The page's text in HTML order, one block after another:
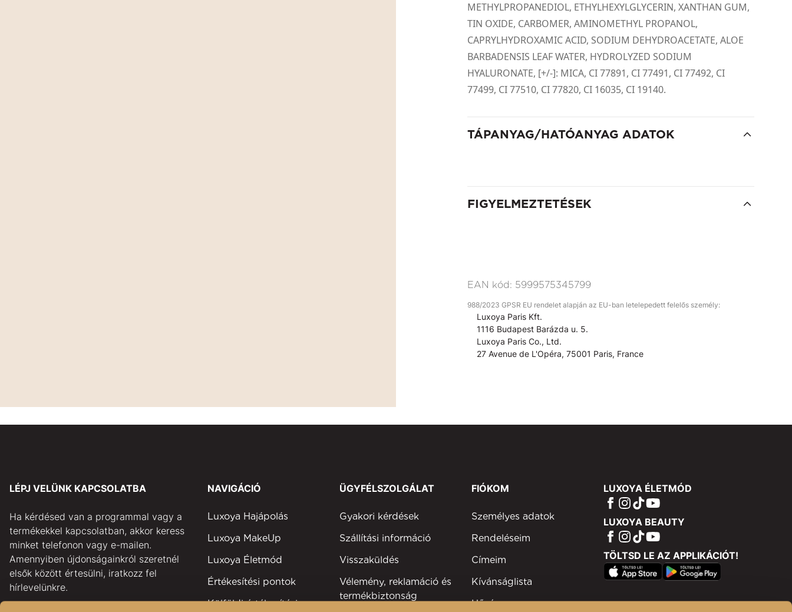
METHYLPROPANEDIOL, ETHYLHEXYLGLYCERIN, XANTHAN GUM,
TIN OXIDE, CARBOMER, AMINOMETHYL PROPANOL,
CAPRYLHYDROXAMIC ACID, SODIUM DEHYDROACETATE, ALOE
BARBADENSIS LEAF WATER, HYDROLYZED SODIUM
HYALURONATE, [+/-]: MICA, CI 77891, CI 77491, CI 77492, CI
77499, CI 77510, CI 77820, CI 16035, CI 19140.
TÁPANYAG/HATÓANYAG ADATOK
FIGYELMEZTETÉSEK
EAN kód: 5999575345799
988/2023 GPSR EU rendelet alapján az EU-ban letelepedett felelős személy:
Luxoya Paris Kft.
1116 Budapest Barázda u. 5.
Luxoya Paris Co., Ltd.
27 Avenue de L'Opéra, 75001 Paris, France
LÉPJ VELÜNK KAPCSOLATBA
Ha kérdésed van a programmal vagy a
termékekkel kapcsolatban, akkor keress
minket telefonon vagy e-mailen.
Amennyiben újdonságainkról szeretnél
elsők között értesülni, iratkozz fel
hírlevelünkre.
NAVIGÁCIÓ
Luxoya Hajápolás
Luxoya MakeUp
Luxoya Életmód
Értékesítési pontok
Külföldi értékesítési
ÜGYFÉLSZOLGÁLAT
Gyakori kérdések
Szállítási információ
Visszaküldés
Vélemény, reklamáció és
termékbiztonság
FIÓKOM
Személyes adatok
Rendeléseim
Címeim
Kívánságlista
Hűségprogram
LUXOYA ÉLETMÓD
LUXOYA BEAUTY
TÖLTSD LE AZ APPLIKÁCIÓT!